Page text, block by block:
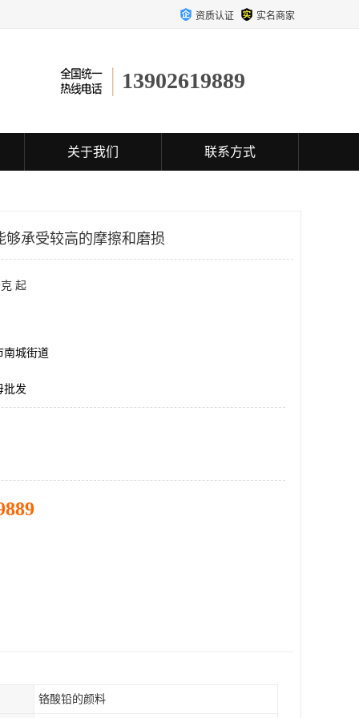
资质认证 实名商家
13902619889
关于我们 联系方式
承受较高的摩擦和磨损
起
南城街道
批发
铬酸铅的颜料